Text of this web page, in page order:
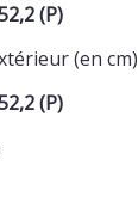
(P)
(en cm)
(P)